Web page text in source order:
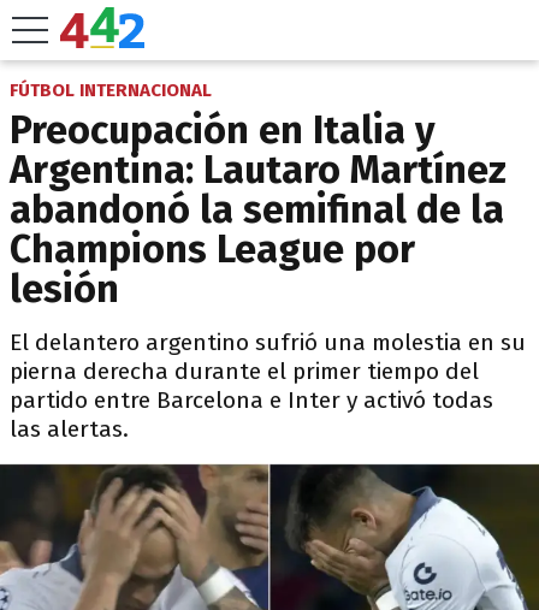
FÚTBOL INTERNACIONAL
Preocupación en Italia y
Argentina: Lautaro Martínez
abandonó la semifinal de la
Champions League por
lesión
El delantero argentino sufrió una molestia en su
pierna derecha durante el primer tiempo del
partido entre Barcelona e Inter y activó todas
las alertas.